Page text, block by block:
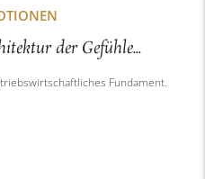
der Gefühle...
Fundament.